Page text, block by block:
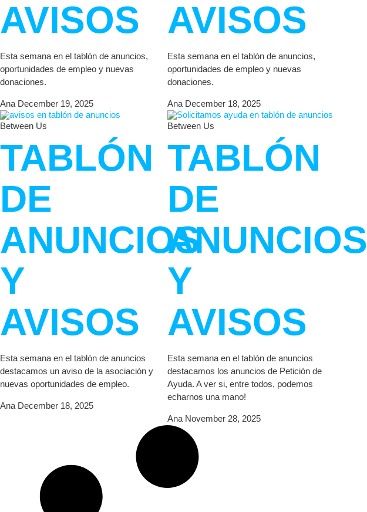
AVISOS
Esta semana en el tablón de anuncios,
oportunidades de empleo y nuevas
donaciones.
Ana December 19, 2025
AVISOS
Esta semana en el tablón de anuncios,
oportunidades de empleo y nuevas
donaciones.
Ana December 18, 2025
Between Us
TABLÓN
DE
ANUNCIOS
Y
AVISOS
Esta semana en el tablón de anuncios
destacamos un aviso de la asociación y
nuevas oportunidades de empleo.
Ana December 18, 2025
Between Us
TABLÓN
DE
ANUNCIOS
Y
AVISOS
Esta semana en el tablón de anuncios
destacamos los anuncios de Petición de
Ayuda. A ver si, entre todos, podemos
echarnos una mano!
Ana November 28, 2025